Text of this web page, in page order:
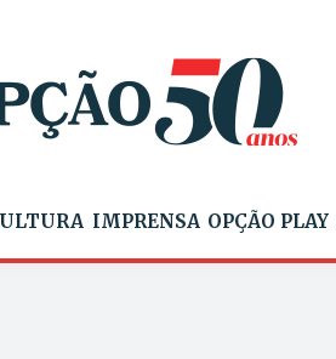
IMPRENSA OPÇÃO PLAY